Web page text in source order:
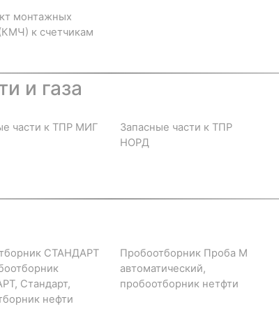
монтажных
к счетчикам
и газа
части к ТПР МИГ
Запасные части к ТПР
НОРД
СТАНДАРТ
Стандарт,
нефти
Пробоотборник Проба М
автоматический,
пробоотборник нетфти